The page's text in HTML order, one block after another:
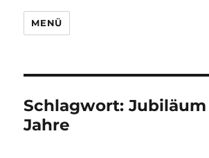
MENÜ
Schlagwort:Jubiläum
Jahre